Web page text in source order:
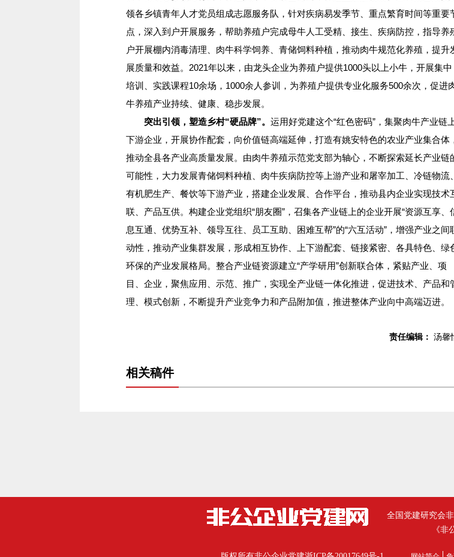
领各乡镇青年人才党员组成志愿服务队，针对疾病易发季节、重点繁育时间等重要
点，深入到户开展服务，帮助养殖户完成母牛人工受精、接生、疾病防控，指导养
户开展棚内消毒清理、肉牛科学饲养、青储饲料种植，推动肉牛规范化养殖，提升
展质量和效益。2021年以来，由龙头企业为养殖户提供1000头以上小牛，开展集中
培训、实践课程10余场，1000余人参训，为养殖户提供专业化服务500余次，促进
牛养殖产业持续、健康、稳步发展。
突出引领，塑造乡村“硬品牌”。 运用好党建这个“红色密码”，集聚肉牛产业链
下游企业，开展协作配套，向价值链高端延伸，打造有姚安特色的农业产业集合体
推动全县各产业高质量发展。由肉牛养殖示范党支部为轴心，不断探索延长产业链
可能性，大力发展青储饲料种植、肉牛疾病防控等上游产业和屠宰加工、冷链物流、
有机肥生产、餐饮等下游产业，搭建企业发展、合作平台，推动县内企业实现技术
联、产品互供。构建企业党组织“朋友圈”，召集各产业链上的企业开展“资源互享、
息互通、优势互补、领导互往、员工互助、困难互帮”的“六互活动”，增强产业之间
动性，推动产业集群发展，形成相互协作、上下游配套、链接紧密、各具特色、绿
环保的产业发展格局。整合产业链资源建立“产学研用”创新联合体，紧贴产业、项
目、企业，聚焦应用、示范、推广，实现全产业链一体化推进，促进技术、产品和
理、模式创新，不断提升产业竞争力和产品附加值，推进整体产业向中高端迈进。
责任编辑： 汤馨
相关稿件
全国党建研究会
《